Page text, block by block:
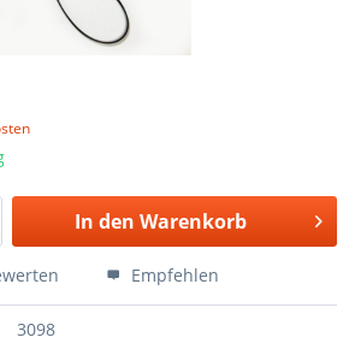
In den Warenkorb
Empfehlen
3098